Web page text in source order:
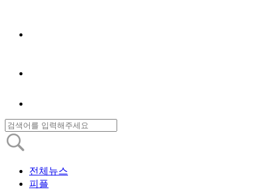
전체뉴스
피플